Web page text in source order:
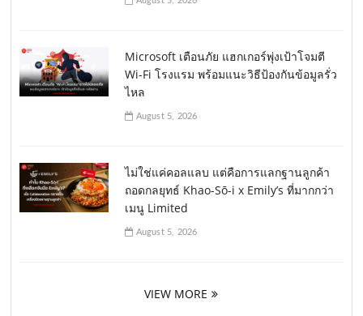
Microsoft เตือนภัย แฮกเกอร์พุ่งเป้าโจมตี
Wi-Fi โรงแรม พร้อมแนะวิธีป้องกันข้อมูลรั่ว
ไหล
August 5, 2026
ไม่ใช่แค่คอลแลบ แต่คือการแลกฐานลูกค้า
ถอดกลยุทธ์ Khao-Sō-i x Emily’s ที่มากกว่า
เมนู Limited
August 5, 2026
VIEW MORE